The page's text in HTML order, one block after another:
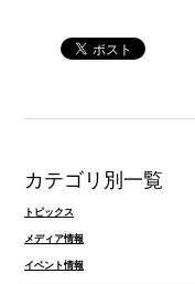
カテゴリ別一覧
トピックス
メディア情報
イベント情報